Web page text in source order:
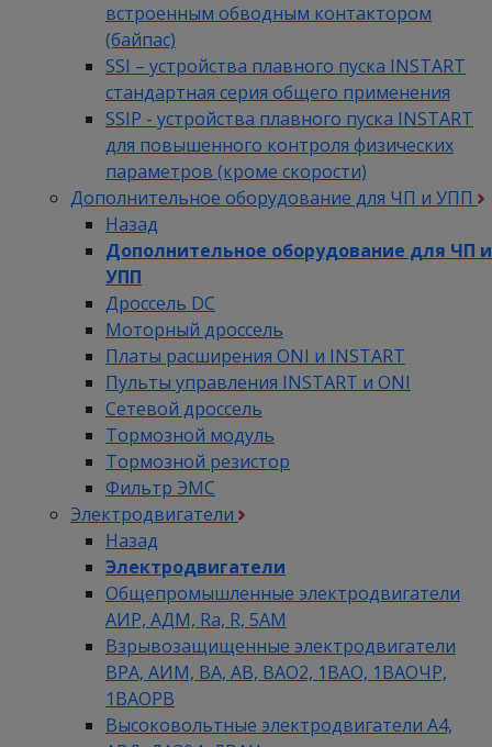
встроенным обводным контактором
(байпас)
SSI – устройства плавного пуска INSTART
стандартная серия общего применения
SSIP - устройства плавного пуска INSTART
для повышенного контроля физических
параметров (кроме скорости)
Дополнительное оборудование для ЧП и УПП
Назад
Дополнительное оборудование для ЧП и
УПП
Дроссель DC
Моторный дроссель
Платы расширения ONI и INSTART
Пульты управления INSTART и ONI
Сетевой дроссель
Тормозной модуль
Тормозной резистор
Фильтр ЭМС
Электродвигатели
Назад
Электродвигатели
Общепромышленные электродвигатели
АИР, АДМ, Ra, R, 5AM
Взрывозащищенные электродвигатели
ВРА, АИМ, ВА, АВ, ВАO2, 1ВАО, 1ВАОЧР,
1ВАОРВ
Высоковольтные электродвигатели A4,